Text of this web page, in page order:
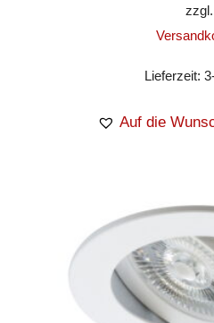
zzgl.
Lieferzeit:
Auf die